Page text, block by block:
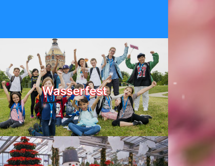
Wasserfest